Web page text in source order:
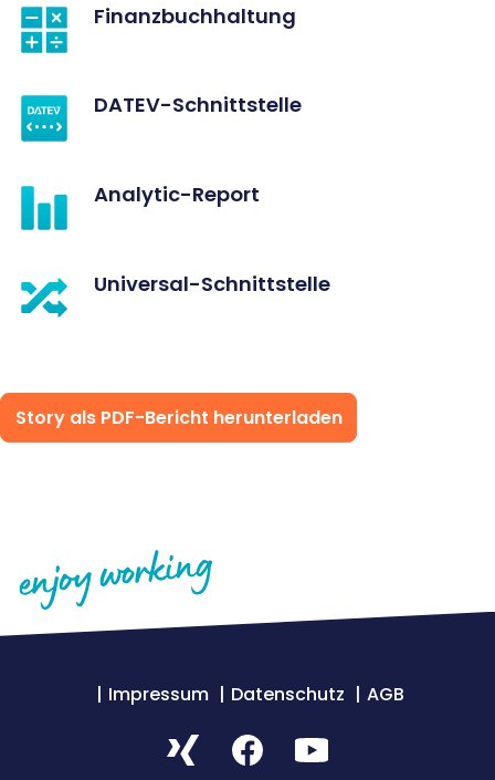
Finanzbuchhaltung
DATEV-Schnittstelle
Analytic-Report
Universal-Schnittstelle
Story als PDF-Bericht herunterladen
Impressum Datenschutz AGB